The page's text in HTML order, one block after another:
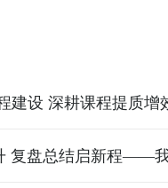
复盘总结启新程——